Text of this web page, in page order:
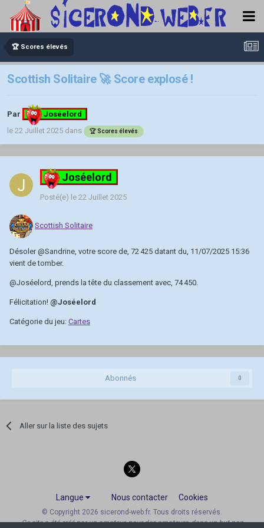
🏆 Scores élevés
Scottish Solitaire 🚀 Score explosé !
Par
Joséelord
le 22 Juillet 2025 dans 🏆 Scores élevés
Joséelord
Posté(e) le 22 Juillet 2025
Scottish Solitaire
Désoler@Sandrine , votre score de, 72 425 datant du, 11/07/2025 15:36
vient de tomber.
@Joséelord , prends la tête du classement avec, 74 450.
Félicitation! @Joséelord
Catégorie du jeu: Cartes
Abonnés 0
Aller sur la liste des sujets
Langue Nous contacter Cookies
© Copyright 2026 sicerond-web.fr. Tous droits réservés.
Ce site a été créé par un amateur, pour des amateurs, dans un but non